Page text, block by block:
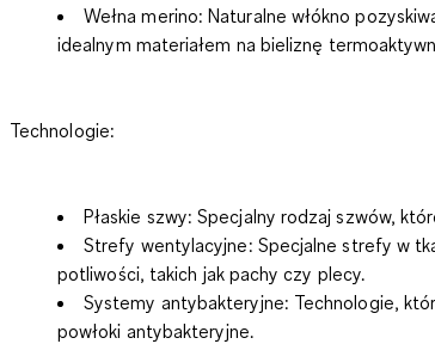
Wełna merino: Naturalne włókno
idealnym materiałem na bieliznę
Technologie:
Płaskie szwy: Specjalny rodzaj szwów,
Strefy wentylacyjne: Specjalne strefy w
potliwości, takich jak pachy czy plecy.
Systemy antybakteryjne: Technologie,
powłoki antybakteryjne.